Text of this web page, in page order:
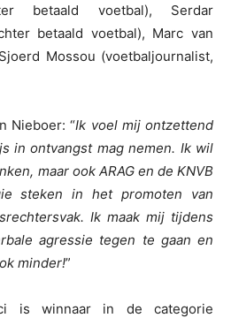
betaald voetbal), Serdar
betaald voetbal), Marc van
Mossou (voetbaljournalist,
Nieboer: “Ik voel mij ontzettend
in ontvangst mag nemen. Ik wil
maar ook ARAG en de KNVB
steken in het promoten van
Ik maak mij tijdens
agressie tegen te gaan en
minder!”
is winnaar in de categorie